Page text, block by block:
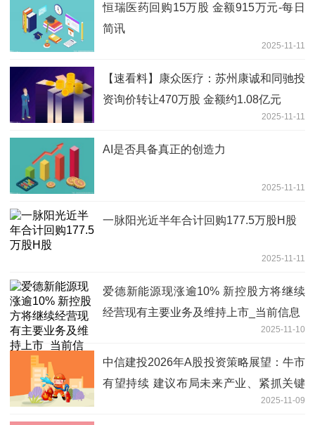
恒瑞医药回购15万股 金额915万元-每日
简讯
2025-11-11
【速看料】康众医疗：苏州康诚和同驰投
资询价转让470万股 金额约1.08亿元
2025-11-11
AI是否具备真正的创造力
2025-11-11
一脉阳光近半年合计回购177.5万股H股
2025-11-11
爱德新能源现涨逾10% 新控股方将继续
经营现有主要业务及维持上市_当前信息
2025-11-10
中信建投2026年A股投资策略展望：牛市
有望持续 建议布局未来产业、紧抓关键
2025-11-09